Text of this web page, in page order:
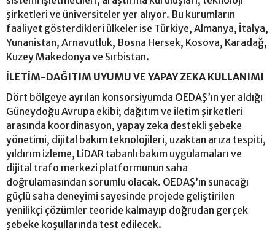
şirketleri ve üniversiteler yer alıyor. Bu kurumların
faaliyet gösterdikleri ülkeler ise Türkiye, Almanya, İtalya,
Yunanistan, Arnavutluk, Bosna Hersek, Kosova, Karadağ,
Kuzey Makedonya ve Sırbistan.
İLETİM-DAĞITIM UYUMU VE YAPAY ZEKA KULLANIMI
Dört bölgeye ayrılan konsorsiyumda OEDAŞ’ın yer aldığı
Güneydoğu Avrupa ekibi; dağıtım ve iletim şirketleri
arasında koordinasyon, yapay zeka destekli şebeke
yönetimi, dijital bakım teknolojileri, uzaktan arıza tespiti,
yıldırım izleme, LiDAR tabanlı bakım uygulamaları ve
dijital trafo merkezi platformunun saha
doğrulamasından sorumlu olacak. OEDAŞ’ın sunacağı
güçlü saha deneyimi sayesinde projede geliştirilen
yenilikçi çözümler teoride kalmayıp doğrudan gerçek
şebeke koşullarında test edilecek.